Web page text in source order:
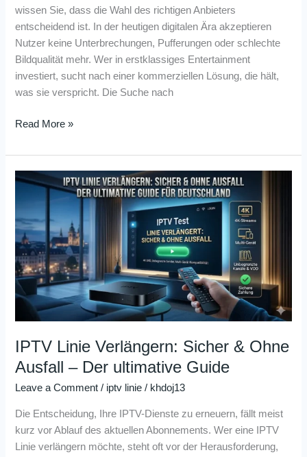
wissen Sie, dass die Wahl des richtigen Anbieters
entscheidend ist. In der heutigen digitalen Ära akzeptieren
Nutzer keine Unterbrechungen, Pufferungen oder schlechte
Bildqualität mehr. Wer in erstklassiges Entertainment
investiert, sucht nach einer kommerziellen Lösung, die hält,
was sie verspricht. Die Suche nach
Read More »
IPTV Linie Verlängern: Sicher & Ohne
Ausfall – Der ultimative Guide
Leave a Comment / iptv linie / khdoj13
Die Entscheidung, Ihre IPTV-Dienste zu erneuern, fällt meist
kurz vor Ablauf des aktuellen Abonnements. Wer eine IPTV
Linie verlängern möchte, steht oft vor der Herausforderung,
IPTV
Verlängern:
Sicher
&
Ohne
Ausfall
–
Guide